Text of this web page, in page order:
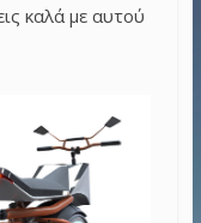
καλά με αυτού